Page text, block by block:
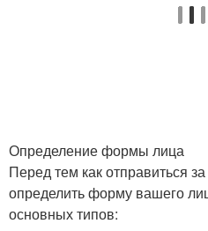
Оправы по форме
Определение формы лица
Перед тем как отправиться
определить форму вашего
основных типов: